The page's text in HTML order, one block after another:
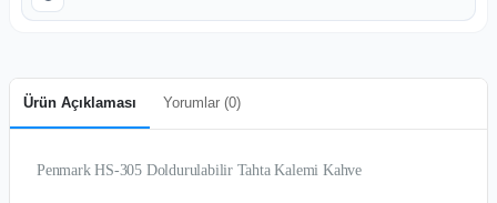
Ürün Açıklaması Yorumlar (0)
Penmark HS-305 Doldurulabilir Tahta Kalemi Kahve